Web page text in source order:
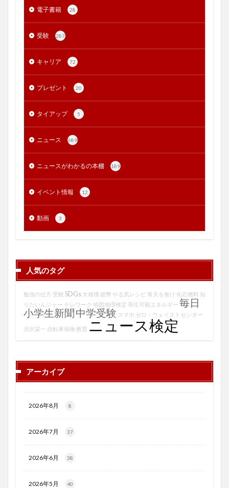
電子書籍 28
受験 287
キャリア 72
プレゼント 20
タイアップ 5
ニュース 689
ニュースがわかるの本棚 189
イベント情報 12
動画 3
人気のタグ
勉強の仕方 受験 SDGs 大相撲 紙幣 やる気レシピ 青天を衝け 化石燃料 知
りたいんジャー テレワーク 地図地理検定 再生可能エネルギー 毎日
小学生新聞中学受験 スマホ ゼロ・ウェイストセンター
渋沢栄一 自転車保険 教育 ニュース検定
アーカイブ
2026年8月 8
2026年7月 37
2026年6月 38
2026年5月 40